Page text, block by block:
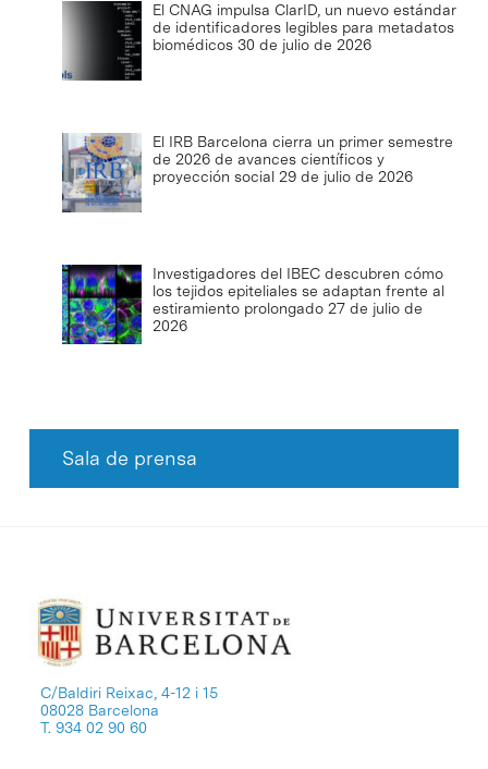
El CNAG impulsa ClarID, un nuevo estándar
de identificadores legibles para metadatos
biomédicos 30 de julio de 2026
El IRB Barcelona cierra un primer semestre
de 2026 de avances científicos y
proyección social 29 de julio de 2026
Investigadores del IBEC descubren cómo
los tejidos epiteliales se adaptan frente al
estiramiento prolongado 27 de julio de
2026
Sala de prensa
C/Baldiri Reixac, 4-12 i 15
08028 Barcelona
T. 934 02 90 60